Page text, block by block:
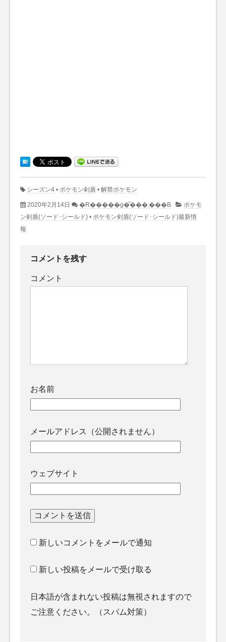
シーズン4 • ポケモン剣盾 • 解禁ポケモン
2020年2月14日 �R�����g�͂���܂���B
ポケモ
ン剣盾(ソード･シールド) • ポケモン剣盾(ソード･シールド)最新情
報
コメントを残す
コメント
お名前
メールアドレス（公開されません）
ウェブサイト
新しいコメントをメールで通知
新しい投稿をメールで受け取る
日本語が含まれない投稿は無視されますので
ご注意ください。（スパム対策）